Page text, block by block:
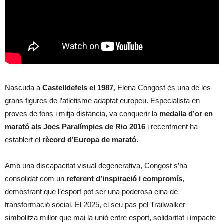
Nascuda a Castelldefels el 1987, Elena Congost és una de les
grans figures de l’atletisme adaptat europeu. Especialista en
proves de fons i mitja distància, va conquerir la medalla d’or en
marató als Jocs Paralímpics de Rio 2016 i recentment ha
establert el rècord d’Europa de marató.
Amb una discapacitat visual degenerativa, Congost s’ha
consolidat com un referent d’inspiració i compromís,
demostrant que l’esport pot ser una poderosa eina de
transformació social. El 2025, el seu pas pel Trailwalker
simbolitza millor que mai la unió entre esport, solidaritat i impacte